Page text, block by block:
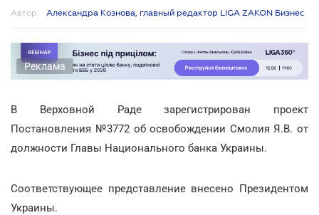
Автор: Александра Кознова, главный редактор LIGA ZAKON Бизнес
Реклама
В Верховной Раде зарегистрирован проект
Постановления №3772 об освобождении Смолия Я.В. от
должности Главы Национального банка Украины.
Соответствующее представление внесено Президентом
Украины.